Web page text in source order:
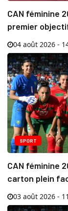
CAN féminine
premier
04 août 2026 -
SPORT
CAN féminine
carton plein
03 août 2026 -